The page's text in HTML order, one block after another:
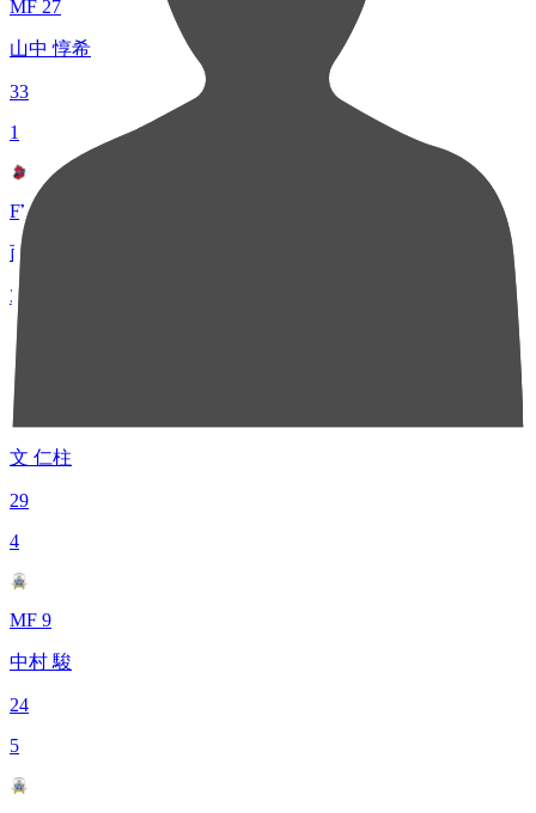
MF 27
山中 惇希
33
1
FW 10
西谷 亮
33
3
MF 22
文 仁柱
29
4
MF 9
中村 駿
24
5